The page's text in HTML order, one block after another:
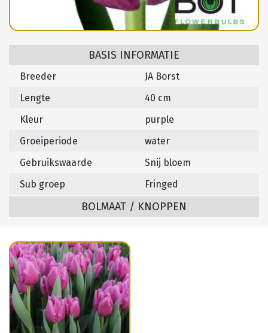
BASIS INFORMATIE
Breeder
JA Borst
Lengte
40 cm
Kleur
purple
Groeiperiode
water
Gebruikswaarde
Snij bloem
Sub groep
Fringed
BOLMAAT / KNOPPEN